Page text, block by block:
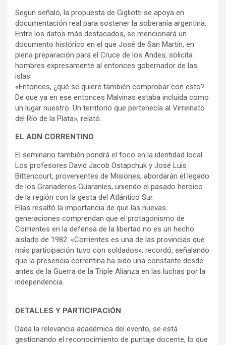
Según señaló, la propuesta de Gigliotti se apoya en
documentación real para sostener la soberanía argentina.
Entre los datos más destacados, se mencionará un
documento histórico en el que José de San Martín, en
plena preparación para el Cruce de los Andes, solicita
hombres expresamente al entonces gobernador de las
islas.
«Entonces, ¿qué se quiere también comprobar con esto?
De que ya en ese entonces Malvinas estaba incluida como
un lugar nuestro. Un territorio que pertenecía al Virreinato
del Río de la Plata», relató.
EL ADN CORRENTINO
El seminario también pondrá el foco en la identidad local.
Los profesores David Jacob Ostapchuk y José Luis
Bittencourt, provenientes de Misiones, abordarán el legado
de los Granaderos Guaraníes, uniendo el pasado heroico
de la región con la gesta del Atlántico Sur.
Elías resaltó la importancia de que las nuevas
generaciones comprendan que el protagonismo de
Corrientes en la defensa de la libertad no es un hecho
aislado de 1982. «Corrientes es una de las provincias que
más participación tuvo con soldados», recordó, señalando
que la presencia correntina ha sido una constante desde
antes de la Guerra de la Triple Alianza en las luchas por la
independencia.
DETALLES Y PARTICIPACIÓN
Dada la relevancia académica del evento, se está
gestionando el reconocimiento de puntaje docente, lo que